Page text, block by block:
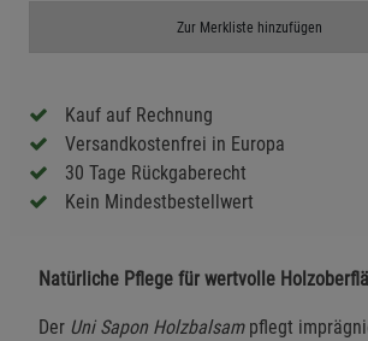
Zur Merkliste hinzufügen
Kauf auf Rechnung
Versandkostenfrei in Europa
30 Tage Rückgaberecht
Kein Mindestbestellwert
Natürliche Pflege für wertvolle
Der Uni Sapon Holzbalsampflegt